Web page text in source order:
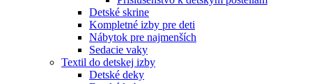
Detské skrine
Kompletné izby pre deti
Nábytok pre najmenších
Sedacie vaky
Textil do detskej izby
Detské deky